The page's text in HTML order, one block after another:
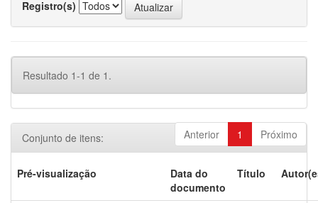
Registro(s)
Resultado 1-1 de 1.
Anterior 1 Próximo
Conjunto de itens:
Pré-visualização
Data do
documento
Título